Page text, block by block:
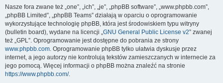
Nasze fora zwane też „one”, „ich”, „je”, „phpBB software”, „www.phpbb.com”,
„phpBB Limited”, „phpBB Teams” działają w oparciu o oprogramowanie
wykorzystujące technologię phpBB, która jest środowiskiem typu witryny
(bulletin board), wydane na licencji „GNU General Public License v2” zwanej
też „GPL”. Oprogramowanie jest dostępne do pobrania ze strony
www.phpbb.com. Oprogramowanie phpBB tylko ułatwia dyskusje przez
internet, a jego autorzy nie kontrolują tekstów zamieszczanych w internecie za
jego pomocą. Więcej informacji o phpBB można znaleźć na stronie
https://www.phpbb.com/.